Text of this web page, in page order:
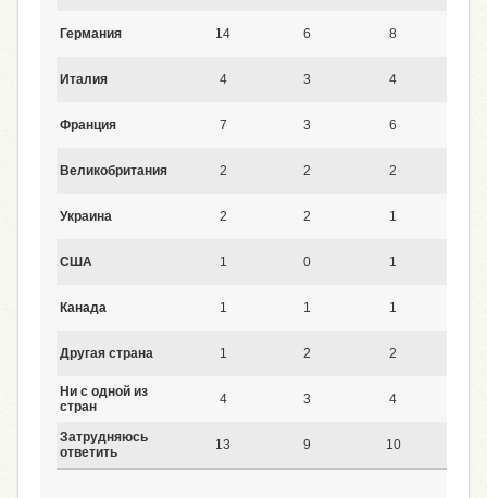
Германия 14 6 8
Италия 4 3 4
Франция 7 3 6
Великобритания 2 2 2
Украина 2 2 1
США 1 0 1
Канада 1 1 1
Другая страна 1 2 2
Ни с одной из
стран
4 3 4
Затрудняюсь
ответить
13 9 10